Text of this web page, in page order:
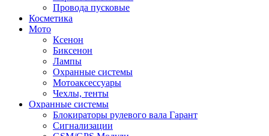
Провода пусковые
Косметика
Мото
Ксенон
Биксенон
Лампы
Охранные системы
Мотоаксессуары
Чехлы, тенты
Охранные системы
Блокираторы рулевого вала Гарант
Сигнализации